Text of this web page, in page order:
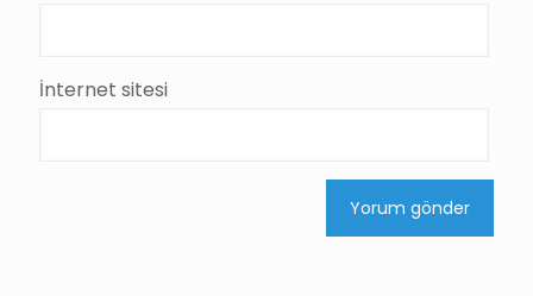
İnternet sitesi